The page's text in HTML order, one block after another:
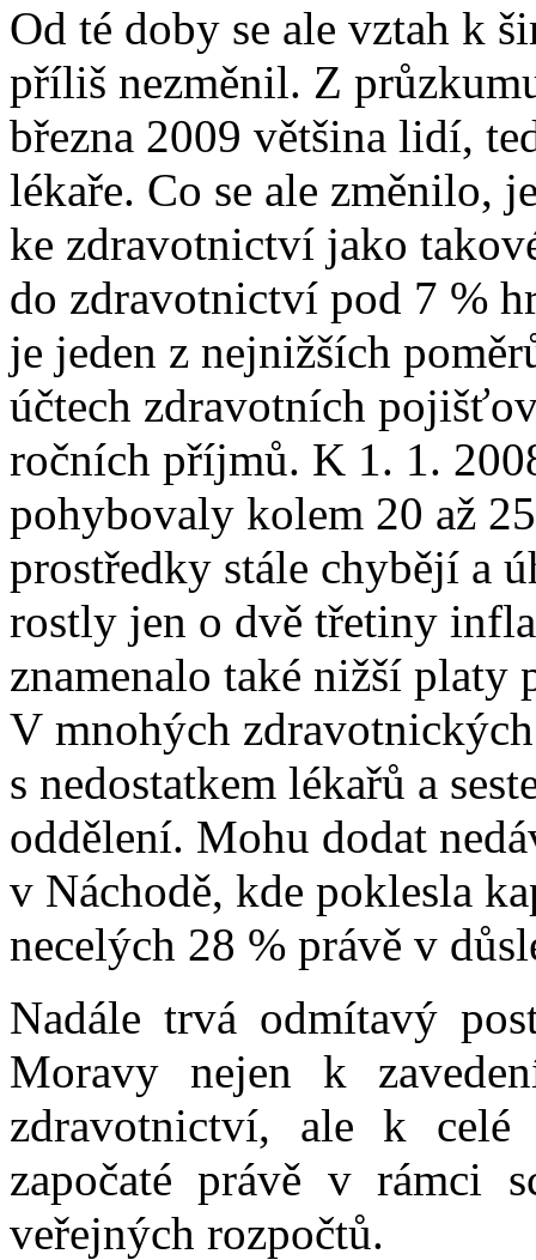
Od té doby se ale vztah k
příliš nezměnil. Z
března 2009 většina lidí,
lékaře. Co se ale změnilo,
ke zdravotnictví jako
do zdravotnictví pod 7 %
je jeden z nejnižších
účtech zdravotních
ročních příjmů. K 1. 1.
pohybovaly kolem 20 až
prostředky stále chybějí a
rostly jen o dvě třetiny
znamenalo také nižší platy
V mnohých
s nedostatkem lékařů a
oddělení. Mohu dodat
v Náchodě, kde poklesla
necelých 28 % právě v
Nadále trvá odmítavý
Moravy nejen k
zdravotnictví, ale k celé
započaté právě v rámci
veřejných rozpočtů.